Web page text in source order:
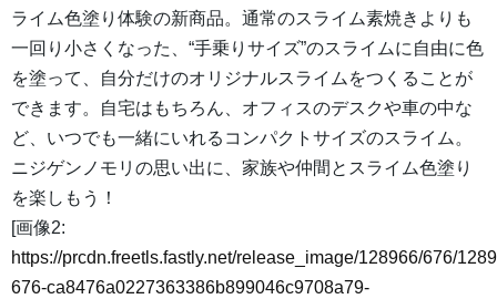
ライム色塗り体験の新商品。通常のスライム素焼きよりも
一回り小さくなった、“手乗りサイズ”のスライムに自由に色
を塗って、自分だけのオリジナルスライムをつくることが
できます。自宅はもちろん、オフィスのデスクや車の中な
ど、いつでも一緒にいれるコンパクトサイズのスライム。
ニジゲンノモリの思い出に、家族や仲間とスライム色塗り
を楽しもう！
[画像2:
https://prcdn.freetls.fastly.net/release_image/128966/676/
676-ca8476a0227363386b899046c9708a79-